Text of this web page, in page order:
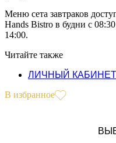
Меню сета завтраков
Hands Bistro в будни с
14:00.
Читайте также
ЛИЧНЫЙ КАБИНЕТ
В избранное